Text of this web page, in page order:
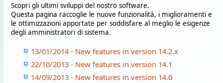
Scopri gli ultimi sviluppi del nostro software.
Questa pagina raccoglie le nuove funzionalità, i miglioramenti e
le ottimizzazioni apportate per soddisfare al meglio le esigenze
degli amministratori di sistema.
13/01/2014 - New features in version 14.2.x
22/10/2013 - New features in version 14.1
14/09/2013 - New features in version 14.0